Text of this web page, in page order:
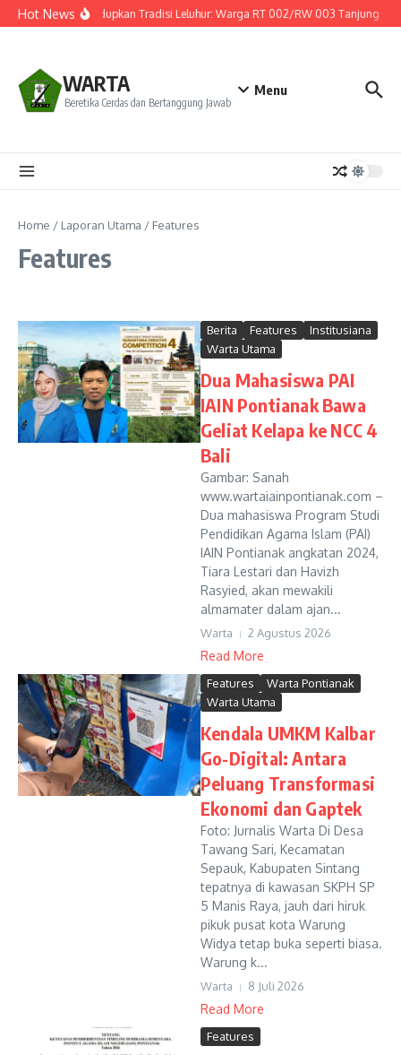
Lewati ke konten
Hot NewsMenghidupkan Tradisi Leluhur: Warga RT 002/RW 003 Tanjung
WARTA
Beretika Cerdas dan Bertanggung Jawab
Menu
Home / Laporan Utama / Features
Features
Berita Features
Institusiana
Warta Utama
Dua Mahasiswa PAI
IAIN Pontianak Bawa
Geliat Kelapa ke NCC 4
Bali
Gambar: Sanah
www.wartaiainpontianak.com –
Dua mahasiswa Program Studi
Pendidikan Agama Islam (PAI)
IAIN Pontianak angkatan 2024,
Tiara Lestari dan Havizh
Rasyied, akan mewakili
almamater dalam ajan...
Warta 2 Agustus 2026
Read More
Features
Warta Pontianak
Warta Utama
Kendala UMKM Kalbar
Go-Digital: Antara
Peluang Transformasi
Ekonomi dan Gaptek
Foto: Jurnalis Warta Di Desa
Tawang Sari, Kecamatan
Sepauk, Kabupaten Sintang
tepatnya di kawasan SKPH SP
5 Manis Raya, jauh dari hiruk
pikuk pusat kota Warung
Widya tetap buka seperti biasa.
Warung k...
Warta 8 Juli 2026
Read More
Features